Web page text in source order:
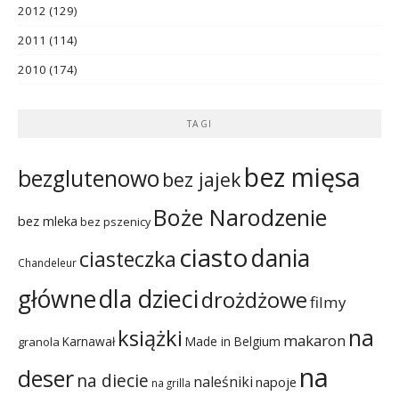
2012 (129)
2011 (114)
2010 (174)
TAGI
bezglutenowo bez jajekbez mięsa
bez mleka bez pszenicy Boże Narodzenie
Chandeleur ciasteczka ciastodania
głównedla dziecidrożdżowefilmy
granola Karnawał książki Made in Belgium makaron na
deserna diecie na grilla naleśniki napoje na